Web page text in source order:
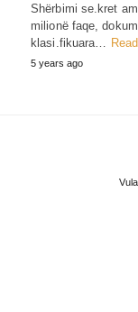
Shërbimi se.kret
milionë faqe,
klasi.fikuara…
5 years ago